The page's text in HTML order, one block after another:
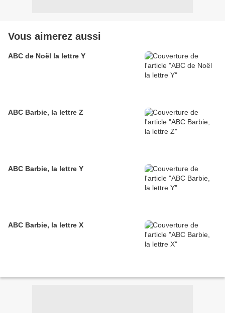
Vous aimerez aussi
ABC de Noël la lettre Y
ABC Barbie, la lettre Z
ABC Barbie, la lettre Y
ABC Barbie, la lettre X